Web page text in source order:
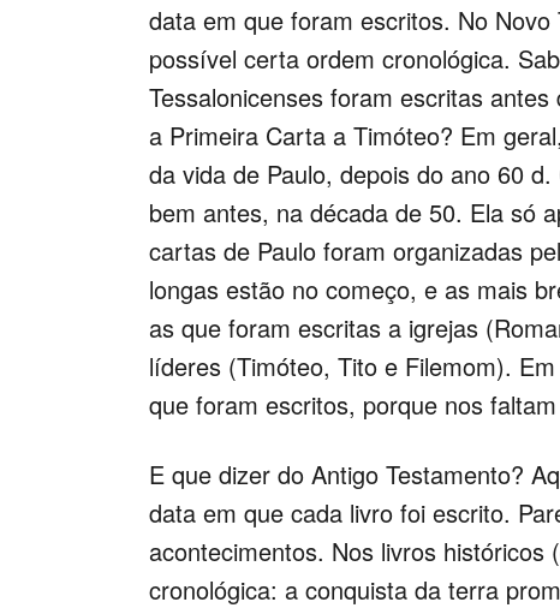
data em que foram escritos. No
possível certa ordem cronológica.
Tessalonicenses foram escritas
a Primeira Carta a Timóteo? Em
da vida de Paulo, depois do ano 60
bem antes, na década de 50. Ela só
cartas de Paulo foram organizadas
longas estão no começo, e as mais
as que foram escritas a igrejas
líderes (Timóteo, Tito e Filemom).
que foram escritos, porque nos
E que dizer do Antigo Testamento?
data em que cada livro foi escrito.
acontecimentos. Nos livros
cronológica: a conquista da terra